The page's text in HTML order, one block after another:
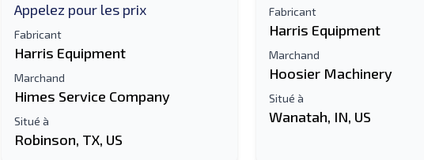
Appelez pour les prix
Fabricant
Harris Equipment
Marchand
Himes Service Company
Situé à
Robinson, TX, US
Fabricant
Harris Equipment
Marchand
Hoosier Machinery
Situé à
Wanatah, IN, US